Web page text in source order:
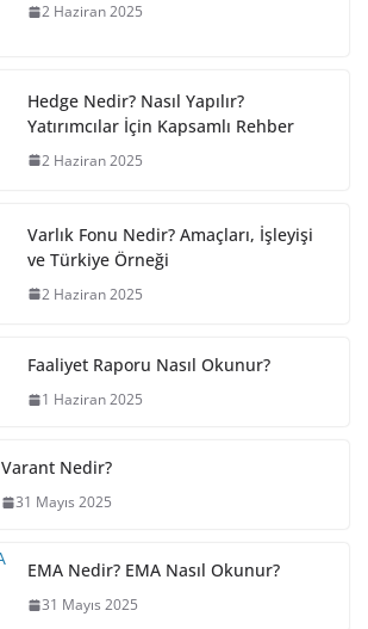
2 Haziran 2025
Hedge Nedir? Nasıl Yapılır?
Yatırımcılar İçin Kapsamlı Rehber
2 Haziran 2025
Varlık Fonu Nedir? Amaçları, İşleyişi
ve Türkiye Örneği
2 Haziran 2025
Faaliyet Raporu Nasıl Okunur?
1 Haziran 2025
Varant Nedir?
31 Mayıs 2025
EMA Nedir? EMA Nasıl Okunur?
31 Mayıs 2025